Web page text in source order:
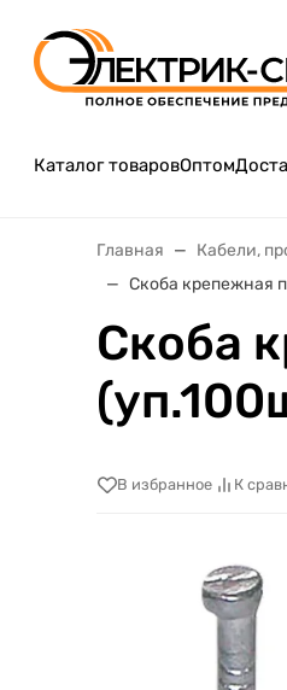
Каталог товаровОптом
Главная Кабели,
Скоба крепежная
Скоба
В избранное К